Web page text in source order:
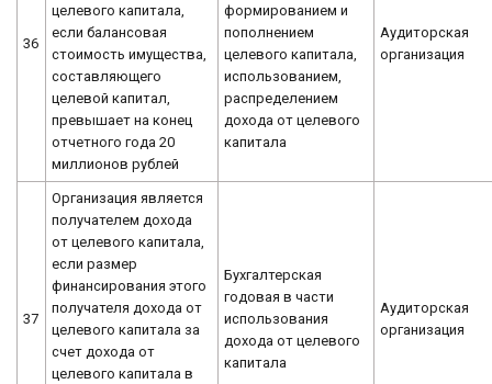
36
целевого капитала,
если балансовая
стоимость имущества,
составляющего
целевой капитал,
превышает на конец
отчетного года 20
миллионов рублей
формированием и
пополнением
целевого капитала,
использованием,
распределением
дохода от целевого
капитала
Аудиторская
организация
37
Организация является
получателем дохода
от целевого капитала,
если размер
финансирования этого
получателя дохода от
целевого капитала за
счет дохода от
целевого капитала в
Бухгалтерская
годовая в части
использования
дохода от целевого
капитала
Аудиторская
организация